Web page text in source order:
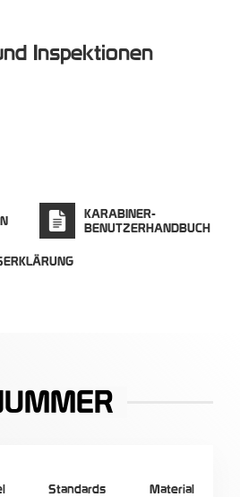
Inspektionen
KARABINER-
BENUTZERHANDBUCH
Standards Material